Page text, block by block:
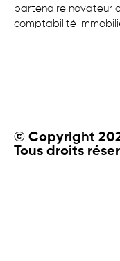
partenaire novateur
comptabilité
© Copyright
Tous droits